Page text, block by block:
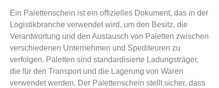
Ein Palettenschein ist ein offizielles Dokument, das in der
Logistikbranche verwendet wird, um den Besitz, die
Verantwortung und den Austausch von Paletten zwischen
verschiedenen Unternehmen und Spediteuren zu
verfolgen. Paletten sind standardisierte Ladungsträger,
die für den Transport und die Lagerung von Waren
verwendet werden. Der Palettenschein stellt sicher, dass